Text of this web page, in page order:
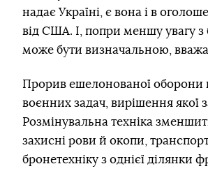
надає Україні, є вона і в
від США. І, попри меншу увагу з
може бути визначальною,
Прорив ешелонованої оборони
воєнних задач, вирішення якої
Розмінувальна техніка
захисні рови й окопи,
бронетехніку з однієї